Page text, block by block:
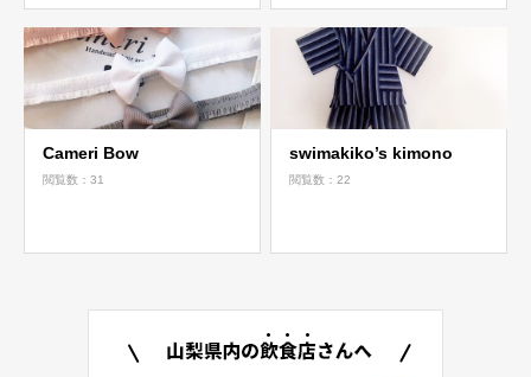
Cameri Bow
閲覧数：31
swimakiko’s kimono
閲覧数：22